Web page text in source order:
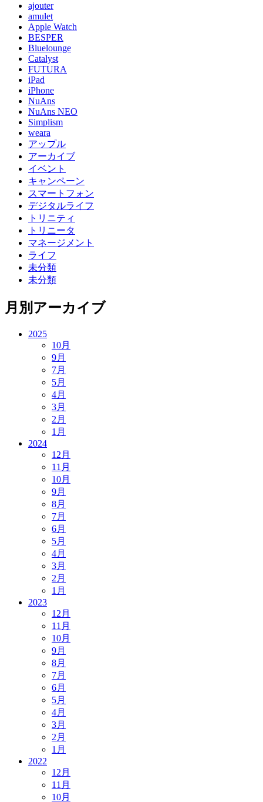
ajouter
amulet
Apple Watch
BESPER
Bluelounge
Catalyst
FUTURA
iPad
iPhone
NuAns
NuAns NEO
Simplism
weara
アップル
アーカイブ
イベント
キャンペーン
スマートフォン
デジタルライフ
トリニティ
トリニータ
マネージメント
ライフ
未分類
未分類
月別アーカイブ
2025
10月
9月
7月
5月
4月
3月
2月
1月
2024
12月
11月
10月
9月
8月
7月
6月
5月
4月
3月
2月
1月
2023
12月
11月
10月
9月
8月
7月
6月
5月
4月
3月
2月
1月
2022
12月
11月
10月